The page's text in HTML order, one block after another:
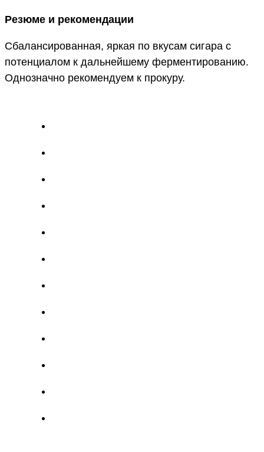
Резюме и рекомендации
Сбалансированная, яркая по вкусам сигара с
потенциалом к дальнейшему ферментированию.
Однозначно рекомендуем к прокуру.